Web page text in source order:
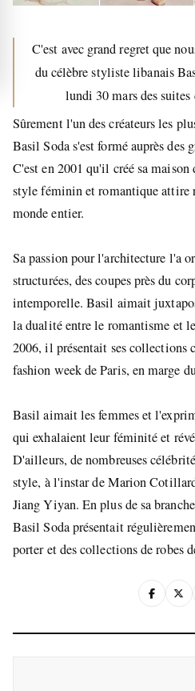
C'est avec grand regret que
du célèbre styliste libanais
lundi 30 mars des
Sûrement l'un des créateurs les
Basil Soda s'est formé auprès des
C'est en 2001 qu'il créé sa
style féminin et romantique attire
monde entier.
Sa passion pour l'architecture l'a
structurées, des coupes près du
intemporelle. Basil aimait
la dualité entre le romantisme et
2006, il présentait ses collections
fashion week de Paris, en marge
Basil aimait les femmes et
qui exhalaient leur féminité et
D'ailleurs, de nombreuses
style, à l'instar de Marion
Jiang Yiyan. En plus de sa
Basil Soda présentait
porter et des collections de robes